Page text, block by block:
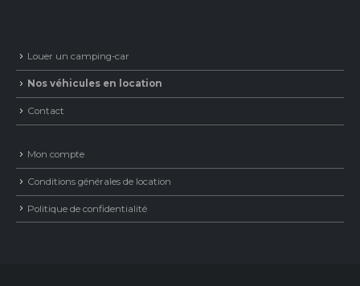
Louer un camping-car
Nos véhicules en location
Contact
Mon compte
Conditions générales de location
Politique de confidentialité